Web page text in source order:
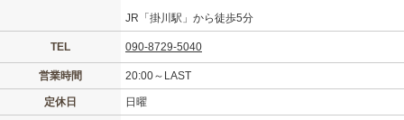
JR「掛川駅」から徒歩5分
TEL 090-8729-5040
営業時間 20:00～LAST
定休日 日曜